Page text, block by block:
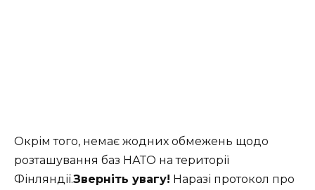
Окрім того, немає жодних обмежень щодо
розташування баз НАТО на території
Фінляндії.Зверніть увагу! Наразі протокол про